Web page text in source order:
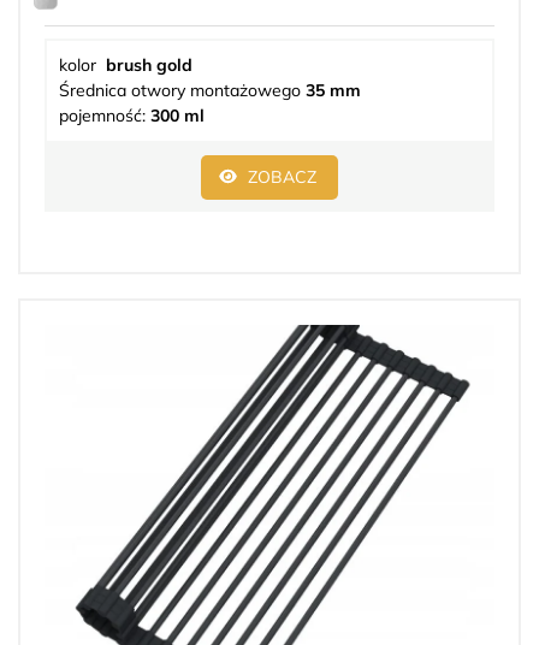
kolor brush gold
Średnica otwory montażowego 35 mm
pojemność: 300 ml
ZOBACZ